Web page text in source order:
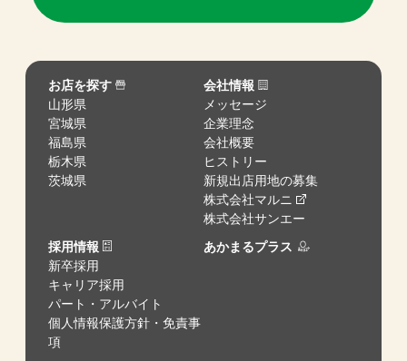
お店を探す
山形県
宮城県
福島県
栃木県
茨城県
会社情報
メッセージ
企業理念
会社概要
ヒストリー
新規出店用地の募集
株式会社マルニ
株式会社サンエー
採用情報
新卒採用
キャリア採用
パート・アルバイト
個人情報保護方針・免責事
項
あかまるプラス